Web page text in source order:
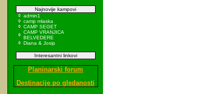
Najnovije kampovi
admin1
camp mlaska
CAMP SEGET
CAMP VRANJICA
BELVEDERE
Diana & Josip
Interesantni linkovi
Planinarski forum
Destinacije po gledanosti